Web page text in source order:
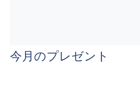
今月のプレゼント